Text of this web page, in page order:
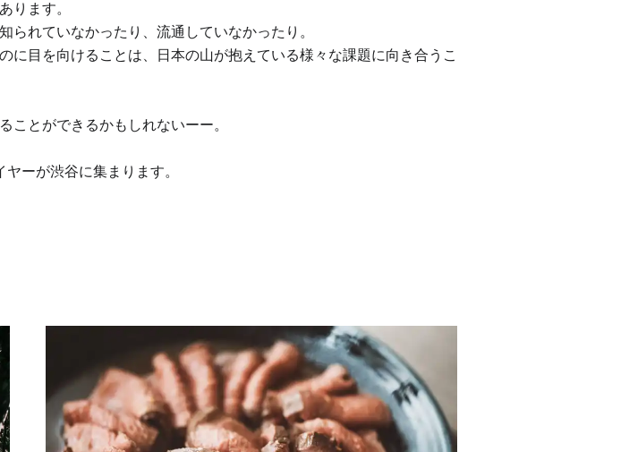
ります。
られていなかったり、流通していなかったり。
に目を向けることは、日本の山が抱えている様々な課題に向き合うこ
ことができるかもしれないーー。
ーが渋谷に集まります。